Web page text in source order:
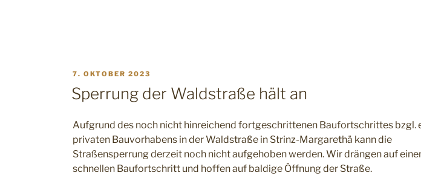
VERÖFFENTLICHT
AM
7. OKTOBER 2023
Sperrung der Waldstraße hält an
Aufgrund des noch nicht hinreichend fortgeschrittenen Baufortschrittes bzgl.
privaten Bauvorhabens in der Waldstraße in Strinz-Margarethä kann die
Straßensperrung derzeit noch nicht aufgehoben werden. Wir drängen auf
schnellen Baufortschritt und hoffen auf baldige Öffnung der Straße.